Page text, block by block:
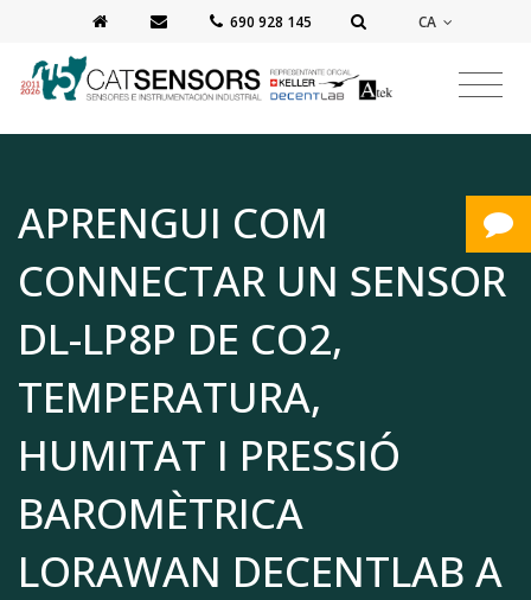
‭690 928 145‬ CA
APRENGUI COM
CONNECTAR UN SENSOR
DL-LP8P DE CO2,
TEMPERATURA,
HUMITAT I PRESSIÓ
BAROMÈTRICA
LORAWAN DECENTLAB A